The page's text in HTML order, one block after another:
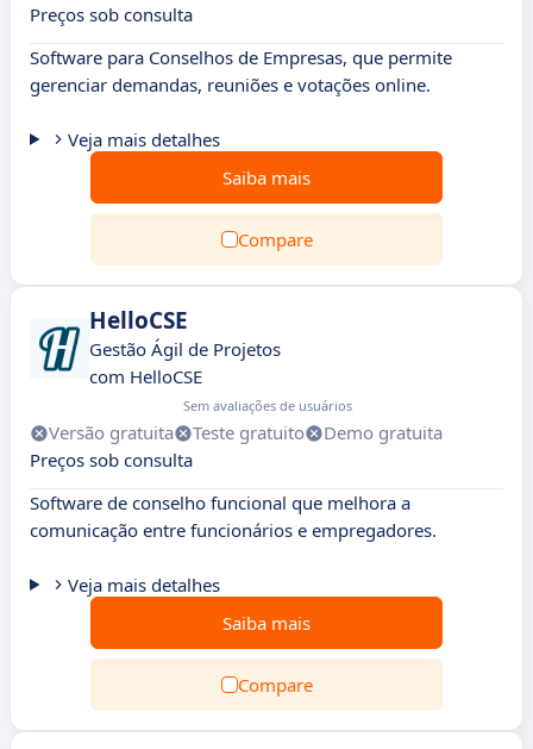
Preços sob consulta
Software para Conselhos de Empresas, que permite
gerenciar demandas, reuniões e votações online.
Veja mais detalhes
Saiba mais
Compare
HelloCSE
Gestão Ágil de Projetos
com HelloCSE
Sem avaliações de usuários
Versão gratuita Teste gratuito
Demo gratuita
Preços sob consulta
Software de conselho funcional que melhora a
comunicação entre funcionários e empregadores.
Veja mais detalhes
Saiba mais
Compare